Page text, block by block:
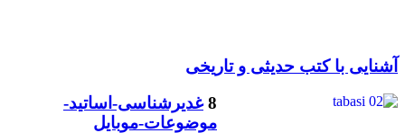
آشنایی با کتب حدیثی و تاریخی
8 غدیرشناسی-اساتید-
موضوعات-موبایل